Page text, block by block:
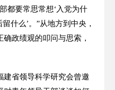
都要常思常想‘入党为什
什么’。”从地方到中央，
政绩观的叩问与思索，
建省领导科学研究会曾邀